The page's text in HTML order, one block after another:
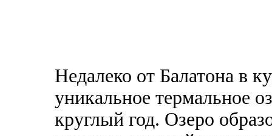
Недалеко от Балатона в
уникальное термальное
круглый год. Озеро